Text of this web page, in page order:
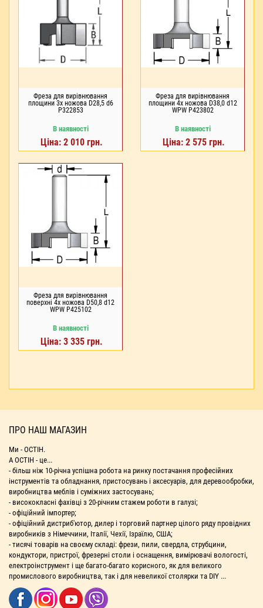
Фреза для вирівнювання
площини 3х ножова D28,5 d6
P322853
В наявності
Ціна: 2 010 грн.
Фреза для вирівнювання
площини 4х ножова D38,0 d12
WPW P423802
В наявності
Ціна: 2 575 грн.
Фреза для вирівнювання
поверхні 4х ножова D50,8 d12
WPW P425102
В наявності
Ціна: 3 335 грн.
ПРО НАШ МАГАЗИН
Ми - ОСТІН.
А ОСТІН - це...
- більш ніж 10-річна успішна робота на ринку постачання професійних
інструментів та обладнання, пристосувань і аксесуарів, для деревообробки,
виробництва меблів і суміжних застосувань;
- висококласні фахівці з 20-річним стажем роботи в галузі;
- офіційний імпортер;
- офіційний дистриб'ютор, дилер і торговий партнер цілого ряду провідних
виробників з Німеччини, Італії, Чехії, Ізраїлю, США;
- тисячі товарів на своєму складі: фрези, пили, свердла, струбцини,
кондуктори, пристрої, фрезерні столи і оснащення, вимірювачі вологості,
електроінструмент і ще багато-багато корисного, як для великого
промислового виробництва, так і для невеликої столярки та DIY ...